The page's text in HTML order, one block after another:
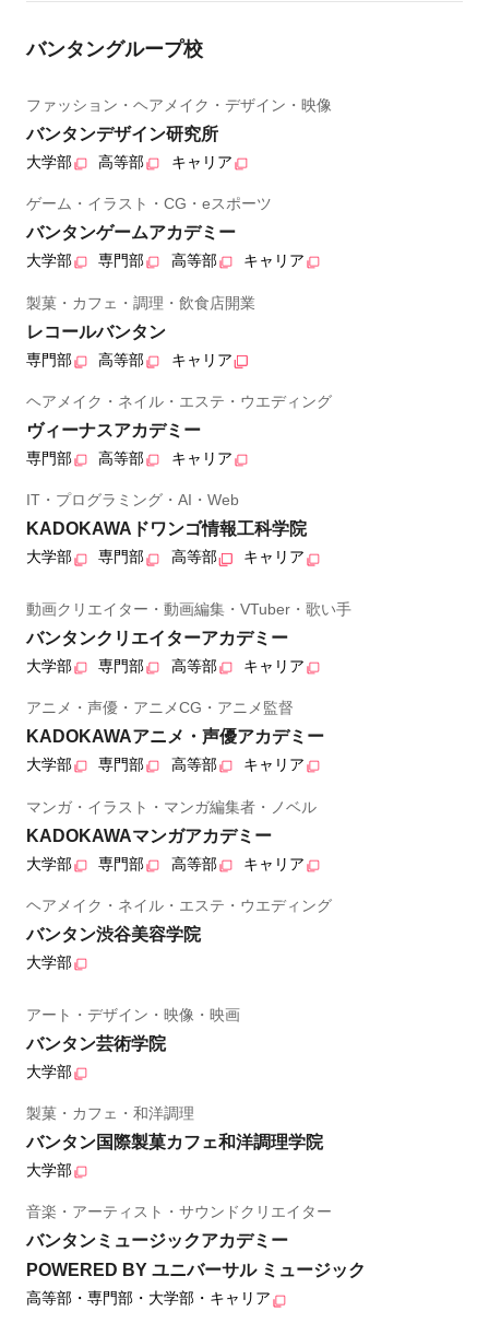
バンタングループ校
ファッション・ヘアメイク・デザイン・映像
バンタンデザイン研究所
大学部 高等部 キャリア
ゲーム・イラスト・CG・eスポーツ
バンタンゲームアカデミー
大学部 専門部 高等部 キャリア
製菓・カフェ・調理・飲食店開業
レコールバンタン
専門部 高等部 キャリア
ヘアメイク・ネイル・エステ・ウエディング
ヴィーナスアカデミー
専門部 高等部 キャリア
IT・プログラミング・AI・Web
KADOKAWAドワンゴ情報工科学院
大学部 専門部 高等部 キャリア
動画クリエイター・動画編集・VTuber・歌い手
バンタンクリエイターアカデミー
大学部 専門部 高等部 キャリア
アニメ・声優・アニメCG・アニメ監督
KADOKAWAアニメ・声優アカデミー
大学部 専門部 高等部 キャリア
マンガ・イラスト・マンガ編集者・ノベル
KADOKAWAマンガアカデミー
大学部 専門部 高等部 キャリア
ヘアメイク・ネイル・エステ・ウエディング
バンタン渋谷美容学院
大学部
アート・デザイン・映像・映画
バンタン芸術学院
大学部
製菓・カフェ・和洋調理
バンタン国際製菓カフェ和洋調理学院
大学部
音楽・アーティスト・サウンドクリエイター
バンタンミュージックアカデミー
POWERED BY ユニバーサル ミュージック
高等部・専門部・大学部・キャリア